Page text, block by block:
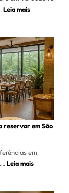
Leia mais:
Melhores
Restaurantes
em
São
Paulo:
Um
Guia
Definitivo
Alta
Gastronomia
reservar em São
em
Leia mais: